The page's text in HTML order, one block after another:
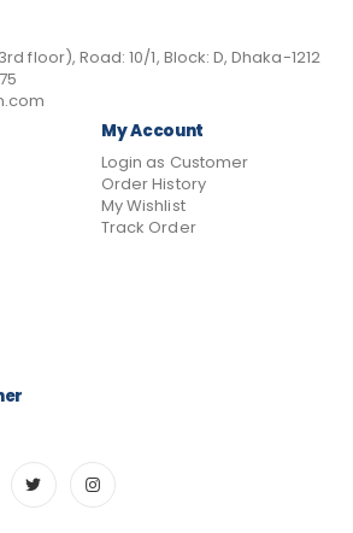
floor), Road: 10/1, Block: D, Dhaka-1212
My Account
Login as Customer
Order History
My Wishlist
Track Order